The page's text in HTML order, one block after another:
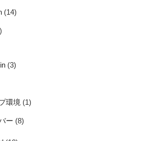
(14)
(3)
環境 (1)
ー (8)